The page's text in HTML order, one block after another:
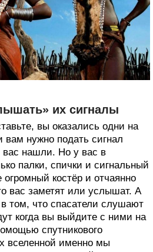
их сигналы
вы оказались одни на
вам нужно подать сигнал
вас нашли. Но у вас в
палки, спички и сигнальный
огромный костёр и отчаянно
вас заметят или услышат. А
том, что спасатели слушают
когда вы выйдите с ними на
спутникового
вселенной именно мы